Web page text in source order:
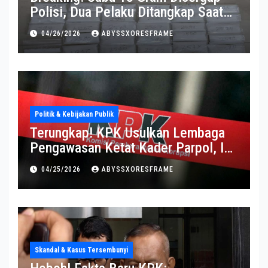
Polisi, Dua Pelaku Ditangkap Saat
Operasi Berlangsung Di Tempat
04/26/2026 ABYSSXORESFRAME
Politik & Kebijakan Publik
Terungkap! KPK Usulkan Lembaga
Pengawasan Ketat Kader Parpol, Ini
Alasannya
04/25/2026 ABYSSXORESFRAME
Skandal & Kasus Tersembunyi